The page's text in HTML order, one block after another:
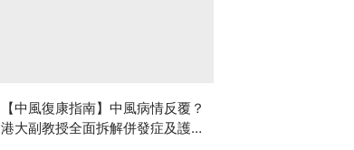
【中風復康指南】中風病情反覆？
港大副教授全面拆解併發症及護理